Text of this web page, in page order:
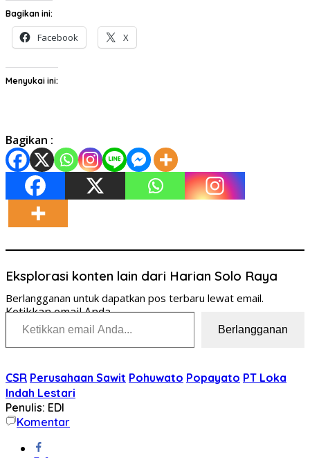
Bagikan ini:
Facebook X
Menyukai ini:
Bagikan :
Eksplorasi konten lain dari Harian Solo Raya
Berlangganan untuk dapatkan pos terbaru lewat email.
Ketikkan email Anda...
Berlangganan
CSR Perusahaan Sawit Pohuwato Popayato PT Loka
Indah Lestari
Penulis: EDI
Komentar